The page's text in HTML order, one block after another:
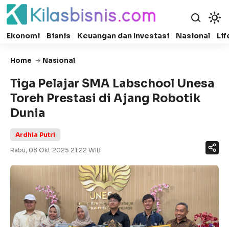
Ekonomi Bisnis Keuangan dan Investasi Nasional
Home Nasional
Tiga Pelajar SMA Labschool Unesa
Toreh Prestasi di Ajang Robotik
Dunia
Ardhia Putri
Rabu, 08 Okt 2025 21:22 WIB